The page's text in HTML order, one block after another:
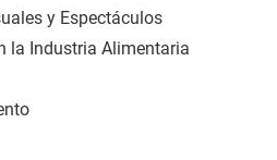
y Espectáculos
la Industria Alimentaria